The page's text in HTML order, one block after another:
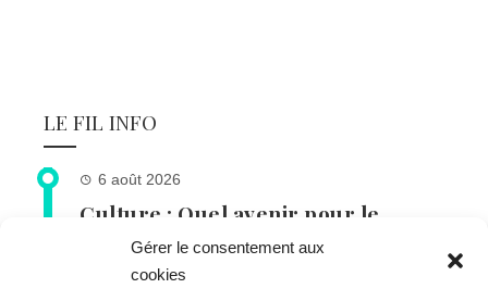
Gérer le consentement aux
cookies
LE FIL INFO
6 août 2026
Culture : Quel avenir pour le
Manoir de la Châtaigneraie ?